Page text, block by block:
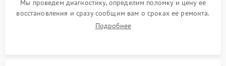
Мы проведем диагностику, определим поломку и цену ее
восстановления и сразу сообщим вам о сроках ее ремонта.
Подробнее